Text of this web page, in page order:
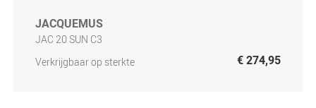
JACQUEMUS
JAC 20 SUN C3
Verkrijgbaar op sterkte
€ 274,95